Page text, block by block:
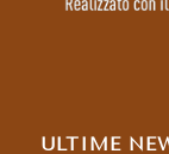
ULTIME